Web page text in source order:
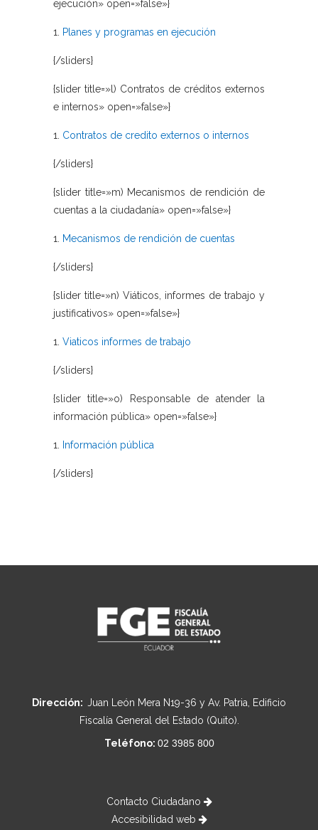
ejecución» open=»false»}
1. Planes y programas en ejecución
{/sliders}
{slider title=»l) Contratos de créditos externos
e internos» open=»false»}
1. Contratos de credito externos o internos
{/sliders}
{slider title=»m) Mecanismos de rendición de
cuentas a la ciudadanía» open=»false»}
1. Mecanismos de rendición de cuentas
{/sliders}
{slider title=»n) Viáticos, informes de trabajo y
justificativos» open=»false»}
1. Viaticos informes de trabajo
{/sliders}
{slider title=»o) Responsable de atender la
información pública» open=»false»}
1. Información pública
{/sliders}
Dirección: Juan León Mera N19-36 y Av. Patria, Edificio
Fiscalía General del Estado (Quito).
Teléfono: 02 3985 800
Contacto Ciudadano
Accesibilidad web